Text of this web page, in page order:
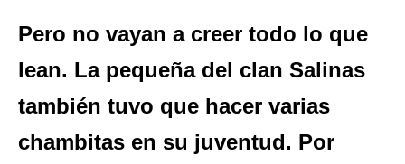
Pero no vayan a creer todo lo que
lean. La pequeña del clan Salinas
también tuvo que hacer varias
chambitas en su juventud. Por